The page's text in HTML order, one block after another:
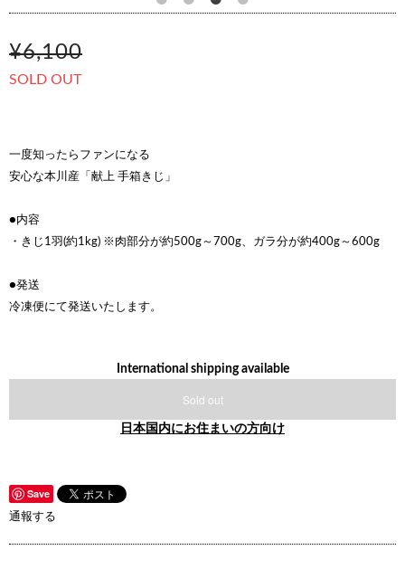
¥6,100
SOLD OUT
一度知ったらファンになる
安心な本川産「献上 手箱きじ」
●内容
・きじ1羽(約1kg) ※肉部分が約500g～700g、ガラ分が約400g～600g
●発送
冷凍便にて発送いたします。
International shipping available
Sold out
日本国内にお住まいの方向け
Save
通報する